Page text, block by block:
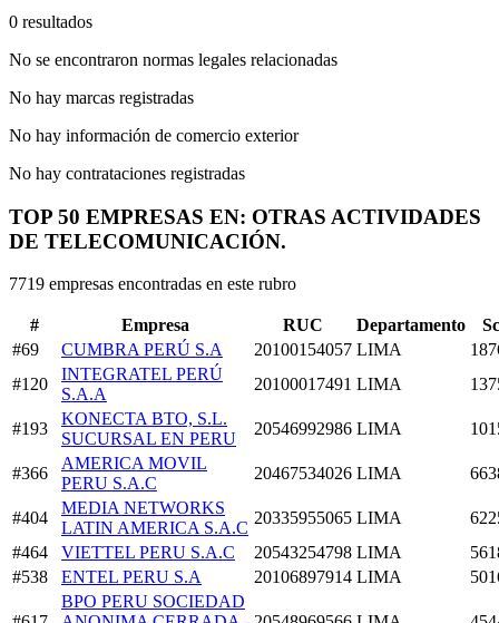
0 resultados
No se encontraron normas legales relacionadas
No hay marcas registradas
No hay información de comercio exterior
No hay contrataciones registradas
TOP 50 EMPRESAS EN: OTRAS ACTIVIDADES
DE TELECOMUNICACIÓN.
7719 empresas encontradas en este rubro
# Empresa RUC Departamento
#69
CUMBRA PERÚ S.A 20100154057 LIMA
#120
INTEGRATEL PERÚ
S.A.A
20100017491 LIMA
#193
KONECTA BTO, S.L.
SUCURSAL EN PERU
20546992986 LIMA
#366
AMERICA MOVIL
PERU S.A.C
20467534026 LIMA
#404
MEDIA NETWORKS
LATIN AMERICA S.A.C
20335955065 LIMA
#464
VIETTEL PERU S.A.C 20543254798 LIMA
#538
ENTEL PERU S.A 20106897914 LIMA
BPO PERU SOCIEDAD